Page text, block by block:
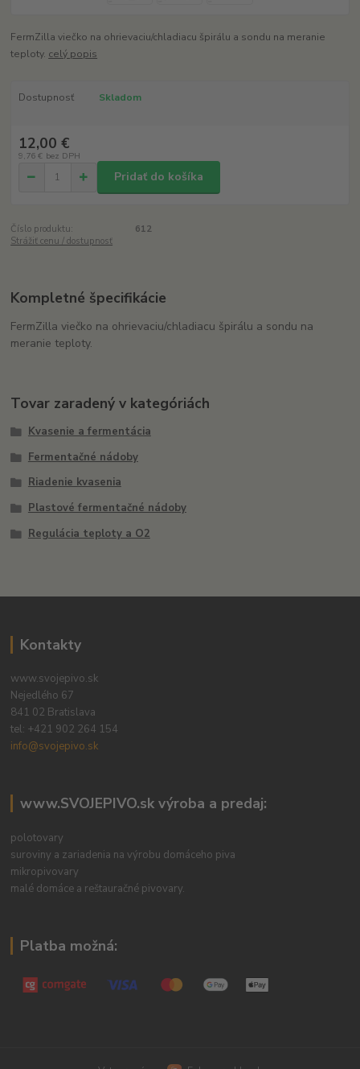
FermZilla viečko na ohrievaciu/chladiacu špirálu a sondu na meranie
teploty. celý popis
Dostupnosť Skladom
12,00 €
9,76 € bez DPH
Pridať do košíka
Číslo produktu:
612
Strážiť cenu / dostupnosť
Kompletné špecifikácie
FermZilla viečko na ohrievaciu/chladiacu špirálu a sondu na
meranie teploty.
Tovar zaradený v kategóriách
Kvasenie a fermentácia
Fermentačné nádoby
Riadenie kvasenia
Plastové fermentačné nádoby
Regulácia teploty a O2
Kontakty
www.svojepivo.sk
Nejedlého 67
841 02 Bratislava
tel: +421 902 264 154
info@svojepivo.sk
www.SVOJEPIVO.sk výroba a predaj:
polotovary
suroviny a zariadenia na výrobu domáceho piva
mikropivovary
malé domáce a reštauračné pivovary.
Platba možná: